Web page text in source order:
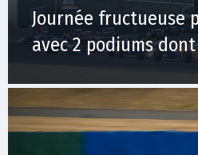
Journée fructueuse
avec 2 podiums